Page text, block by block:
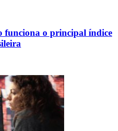
funciona o principal índice